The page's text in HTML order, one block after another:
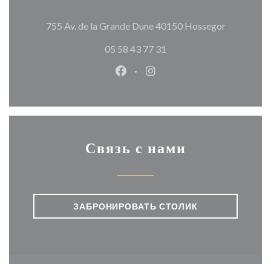
755 Av. de la Grande Dune 40150 Hossegor
05 58 43 77 31
Facebook ((открывается в
Instagram
Связь с нами
ЗАБРОНИРОВАТЬ СТОЛИК